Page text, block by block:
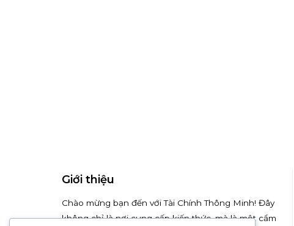
Giới thiệu
Chào mừng bạn đến với Tài Chính Thông Minh! Đây
không chỉ là nơi cung cấp kiến thức, mà là một cẩm